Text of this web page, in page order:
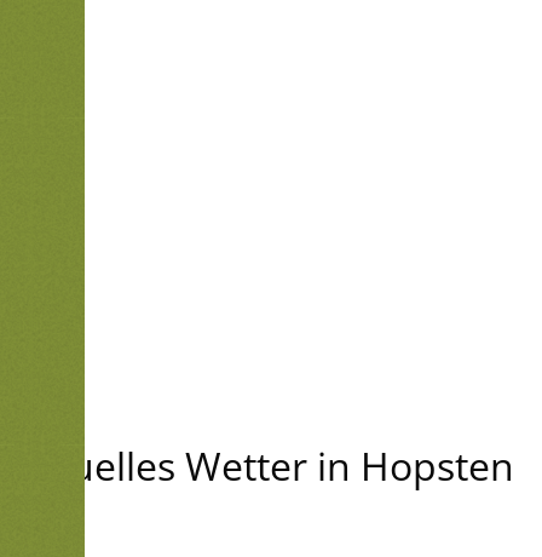
Aktuelles Wetter in Hopsten